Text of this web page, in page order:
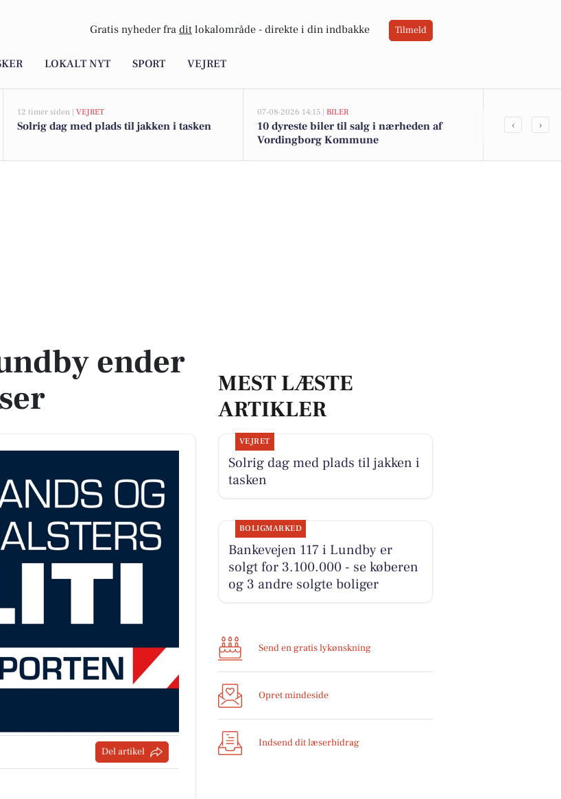
Gratis nyheder fra dit lokalområde - direkte i din indbakke Tilmeld
LOKALT NYT SPORT VEJRET
12 timer siden | VEJRET
Solrig dag med plads til jakken i tasken
07-08-2026 14:15 | BILER
10 dyreste biler til salg i nærheden af
Vordingborg Kommune
Vikkevej 1
‹ ›
ender
Del artikel
MEST LÆSTE
ARTIKLER
VEJRET
Solrig dag med plads til jakken i
tasken
BOLIGMARKED
Bankevejen 117 i Lundby er
solgt for 3.100.000 - se køberen
og 3 andre solgte boliger
Send en gratis lykønskning
Opret mindeside
Indsend dit læserbidrag